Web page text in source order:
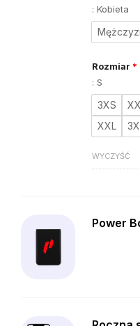
: Kobieta
Rozmiar *
: S
3XS
XXL
WYCZYŚĆ
Power